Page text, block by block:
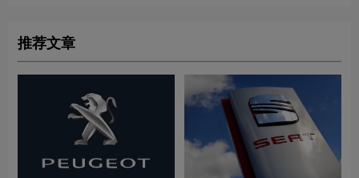
推荐文章